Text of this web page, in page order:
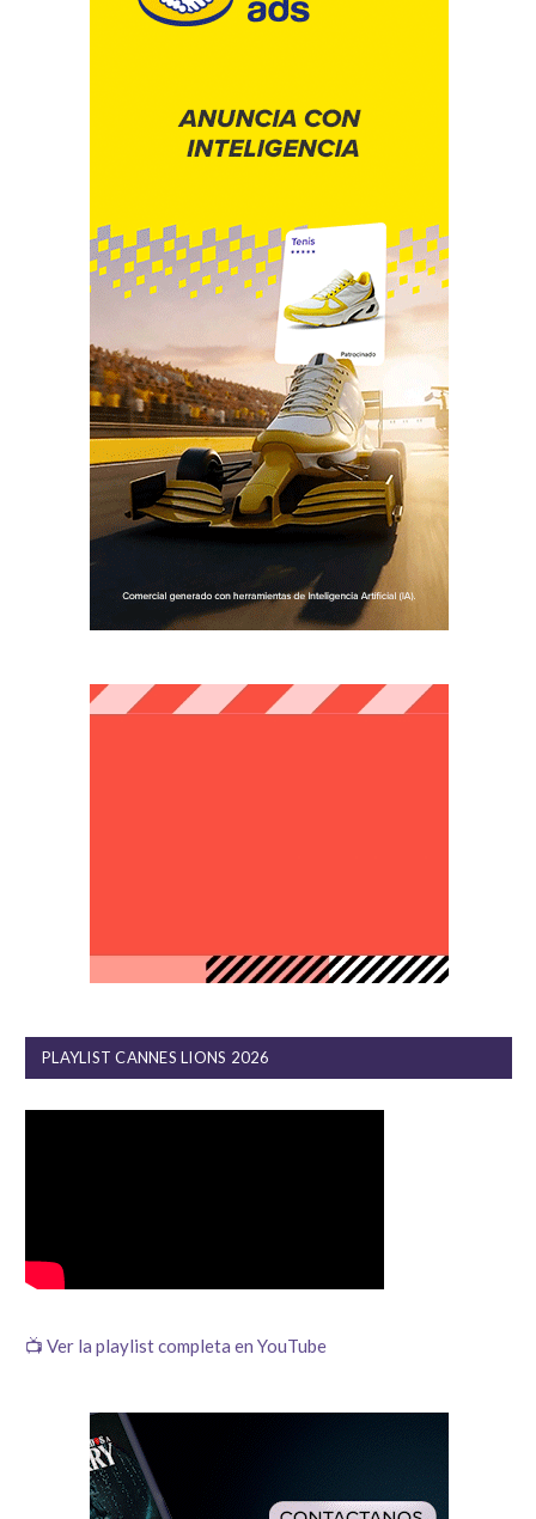
PLAYLIST CANNES LIONS 2026
📺 Ver la playlist completa en YouTube